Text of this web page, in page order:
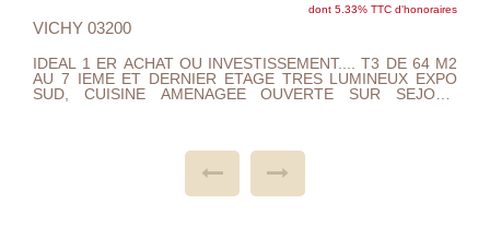
dont 5.33% TTC d'honoraires
VICHY 03200
IDEAL 1 ER ACHAT OU INVESTISSEMENT.... T3 DE 64 M2
AU 7 IEME ET DERNIER ETAGE TRES LUMINEUX EXPO
SUD, CUISINE AMENAGEE OUVERTE SUR SEJOUR
LAC D'ALLIER. CHAUFFAGE GAZ DE VILLE , DOUBLE